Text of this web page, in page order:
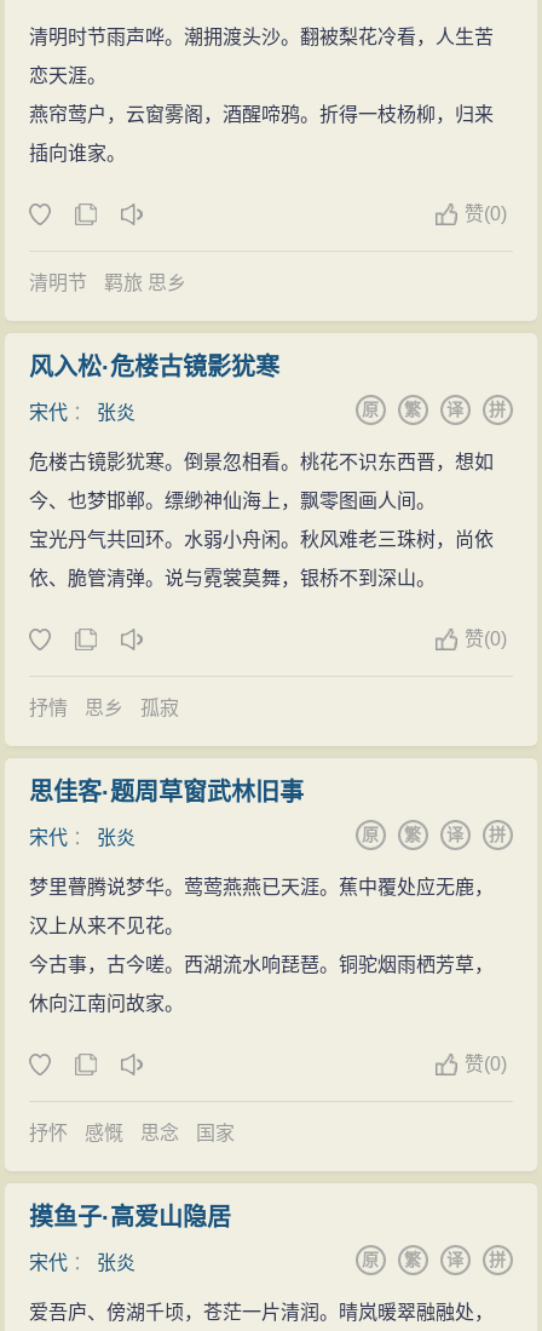
清明时节雨声哗。潮拥渡头沙。翻被梨花冷看，人生苦
恋天涯。
燕帘莺户，云窗雾阁，酒醒啼鸦。折得一枝杨柳，归来
插向谁家。
赞(0)
清明节 羁旅 思乡
风入松·危楼古镜影犹寒
宋代 ： 张炎 拼
译
繁
原
危楼古镜影犹寒。倒景忽相看。桃花不识东西晋，想如
今、也梦邯郸。缥缈神仙海上，飘零图画人间。
宝光丹气共回环。水弱小舟闲。秋风难老三珠树，尚依
依、脆管清弹。说与霓裳莫舞，银桥不到深山。
赞(0)
抒情 思乡 孤寂
思佳客·题周草窗武林旧事
宋代 ： 张炎 拼
译
繁
原
梦里瞢腾说梦华。莺莺燕燕已天涯。蕉中覆处应无鹿，
汉上从来不见花。
今古事，古今嗟。西湖流水响琵琶。铜驼烟雨栖芳草，
休向江南问故家。
赞(0)
抒怀 感慨 思念 国家
摸鱼子·高爱山隐居
宋代 ： 张炎 拼
译
繁
原
爱吾庐、傍湖千顷，苍茫一片清润。晴岚暖翠融融处，